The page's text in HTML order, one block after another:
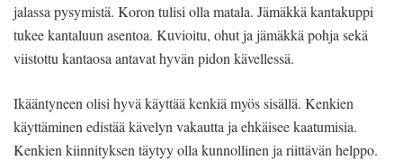
jalassa pysymistä. Koron tulisi olla matala. Jämäkkä kantakuppi
tukee kantaluun asentoa. Kuvioitu, ohut ja jämäkkä pohja sekä
viistottu kantaosa antavat hyvän pidon kävellessä.
Ikääntyneen olisi hyvä käyttää kenkiä myös sisällä. Kenkien
käyttäminen edistää kävelyn vakautta ja ehkäisee kaatumisia.
Kenkien kiinnityksen täytyy olla kunnollinen ja riittävän helppo.